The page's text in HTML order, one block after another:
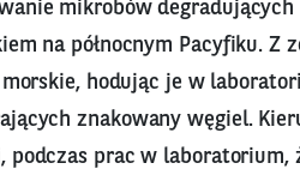
mikrobów
na północnym Pacyfiku. Z
hodując je w
znakowany węgiel.
prac w laboratorium,